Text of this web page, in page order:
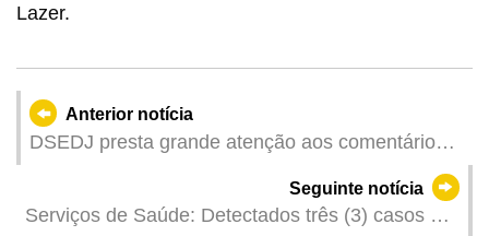
Lazer.
Anterior notícia
DSEDJ presta grande atenção aos comentários
publicados online sobre o caso relativo à atitude
Seguinte notícia
Serviços de Saúde: Detectados três (3) casos de